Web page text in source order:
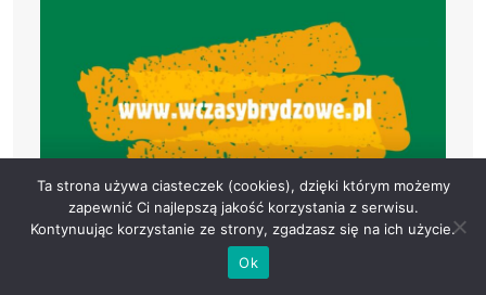
Ta strona używa ciasteczek (cookies), dzięki którym możemy
zapewnić Ci najlepszą jakość korzystania z serwisu.
Kontynuując korzystanie ze strony, zgadzasz się na ich użycie.
Ok